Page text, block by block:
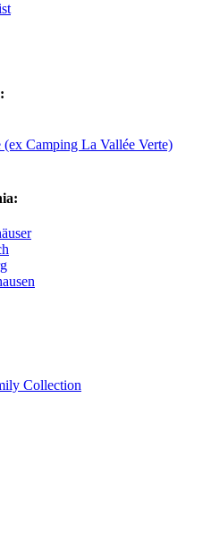
Camping La Vallée Verte)
Collection